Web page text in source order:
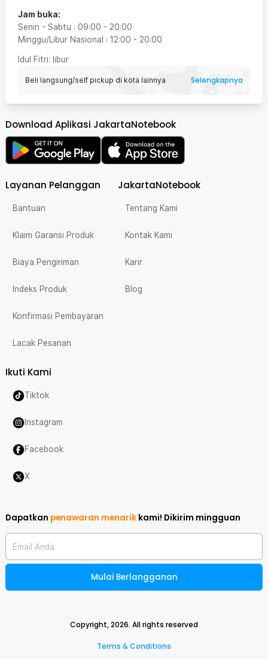
Jam buka:
Senin - Sabtu : 09:00 - 20:00
Minggu/Libur Nasional : 12:00 - 20:00
Idul Fitri: libur
Beli langsung/self pickup di kota lainnya Selengkapnya
Download Aplikasi JakartaNotebook
Layanan Pelanggan
Bantuan
Klaim Garansi Produk
Biaya Pengiriman
Indeks Produk
Konfirmasi Pembayaran
Lacak Pesanan
JakartaNotebook
Tentang Kami
Kontak Kami
Karir
Blog
Ikuti Kami
Tiktok
Instagram
Facebook
X
Dapatkan penawaran menarik kami! Dikirim mingguan
Email Anda
Mulai Berlangganan
Copyright,2026. All rights reserved
Terms & Conditions